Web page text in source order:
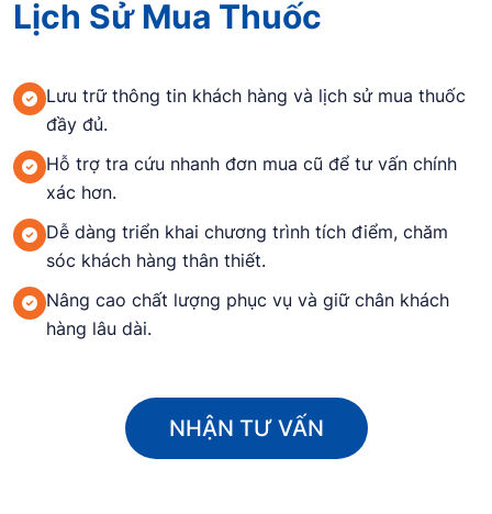
Lịch Sử Mua Thuốc
Lưu trữ thông tin khách hàng và lịch sử mua thuốc
đầy đủ.
Hỗ trợ tra cứu nhanh đơn mua cũ để tư vấn chính
xác hơn.
Dễ dàng triển khai chương trình tích điểm, chăm
sóc khách hàng thân thiết.
Nâng cao chất lượng phục vụ và giữ chân khách
hàng lâu dài.
NHẬN TƯ VẤN